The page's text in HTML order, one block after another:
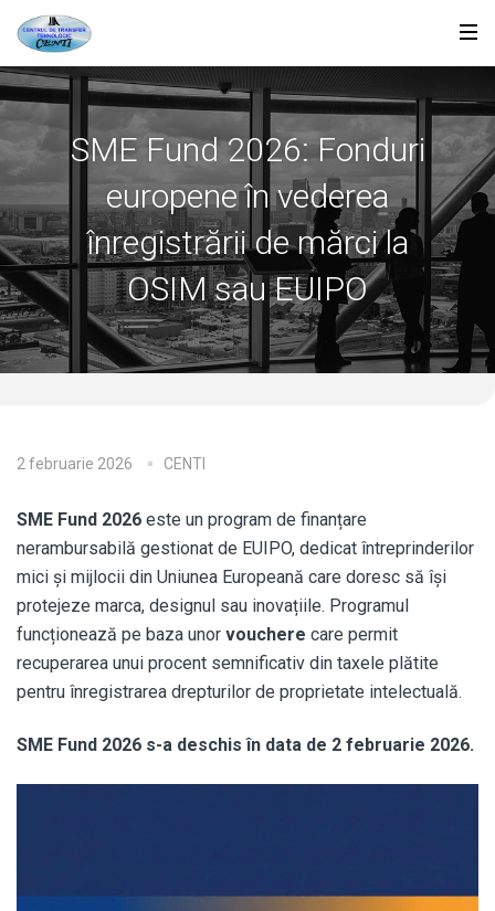
SME Fund 2026: Fonduri
europene în vederea
înregistrării de mărci la
OSIM sau EUIPO
2 februarie 2026 CENTI
SME Fund 2026 este un program de finanțare
nerambursabilă gestionat de EUIPO, dedicat întreprinderilor
mici și mijlocii din Uniunea Europeană care doresc să își
protejeze marca, designul sau inovațiile. Programul
funcționează pe baza unor vouchere care permit
recuperarea unui procent semnificativ din taxele plătite
pentru înregistrarea drepturilor de proprietate intelectuală.
SME Fund 2026 s-a deschis în data de 2 februarie 2026.